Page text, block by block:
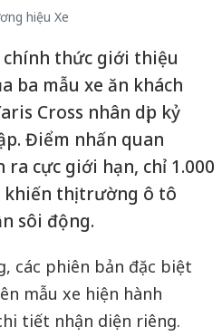
hiệu Xe
thức giới thiệu
ba mẫu xe ăn khách
Cross nhân dịp kỷ
Điểm nhấn quan
cực giới hạn, chỉ 1.000
thị trường ô tô
sôi động.
các phiên bản đặc biệt
mẫu xe hiện hành
tiết nhận diện riêng.